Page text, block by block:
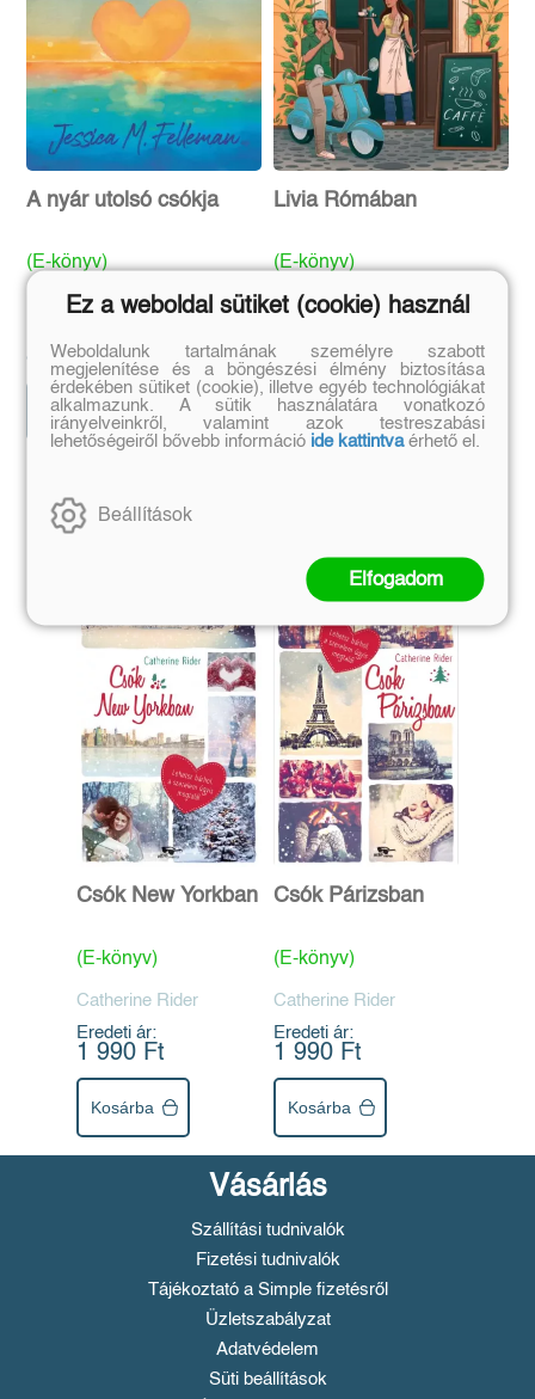
A nyár utolsó csókja
(E-könyv)
4 199 Ft
Kosárba
Livia Rómában
(E-könyv)
Bruna De Luca
3 499 Ft
Kosárba
Szerző további művei
Csók New Yorkban
(E-könyv)
Catherine Rider
Eredeti ár:
1 990 Ft
Kosárba
Csók Párizsban
(E-könyv)
Catherine Rider
Eredeti ár:
1 990 Ft
Kosárba
Vásárlás
Szállítási tudnivalók
Fizetési tudnivalók
Tájékoztató a Simple fizetésről
Üzletszabályzat
Adatvédelem
Süti beállítások
Ez a weboldal sütiket (cookie) használ
Weboldalunk tartalmának személyre szabott
megjelenítése és a böngészési élmény biztosítása
érdekében sütiket (cookie), illetve egyéb technológiákat
alkalmazunk. A sütik használatára vonatkozó
irányelveinkről, valamint azok testreszabási
lehetőségeiről bővebb információ ide kattintvaérhető el.
Beállítások
Elfogadom